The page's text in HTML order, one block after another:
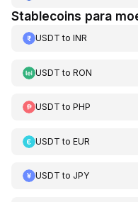
Stablecoins para
USDT to INR
USDT to RON
USDT to PHP
USDT to EUR
USDT to JPY